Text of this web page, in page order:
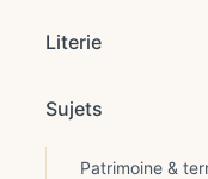
Literie
Sujets
Patrimoine &
et des matières
par des...